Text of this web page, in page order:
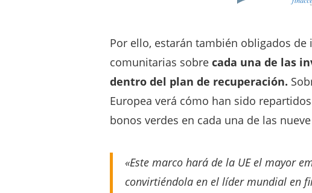
Por ello, estarán también obligados
comunitarias sobre cada una de las
dentro del plan de recuperación.
Europea verá cómo han sido
bonos verdes en cada una de las
«Este marco hará de la UE el mayor
convirtiéndola en el líder mundial en